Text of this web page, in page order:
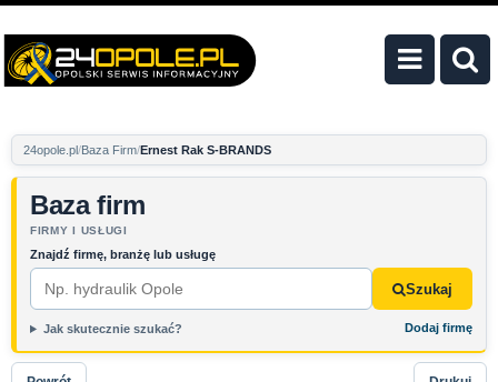
24opole.pl Baza Firm Ernest Rak S-BRANDS
Baza firm
FIRMY I USŁUGI
Znajdź firmę, branżę lub usługę
Szukaj
Jak skutecznie szukać? Dodaj firmę